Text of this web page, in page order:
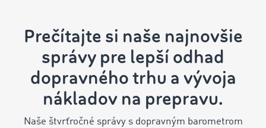
Prečítajte si naše najnovšie
správy pre lepší odhad
dopravného trhu a vývoja
nákladov na prepravu.
Naše štvrťročné správy s dopravným barometrom